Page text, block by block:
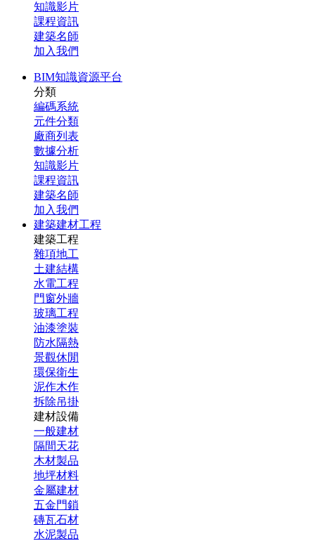
知識影片
課程資訊
建築名師
加入我們
BIM知識資源平台
分類
編碼系統
元件分類
廠商列表
數據分析
知識影片
課程資訊
建築名師
加入我們
建築建材工程
建築工程
雜項地工
土建結構
水電工程
門窗外牆
玻璃工程
油漆塗裝
防水隔熱
景觀休閒
環保衛生
泥作木作
拆除吊掛
建材設備
一般建材
隔間天花
木材製品
地坪材料
金屬建材
五金門鎖
磚瓦石材
水泥製品